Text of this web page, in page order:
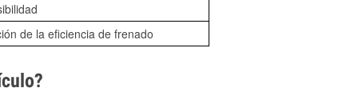
de la eficiencia de frenado